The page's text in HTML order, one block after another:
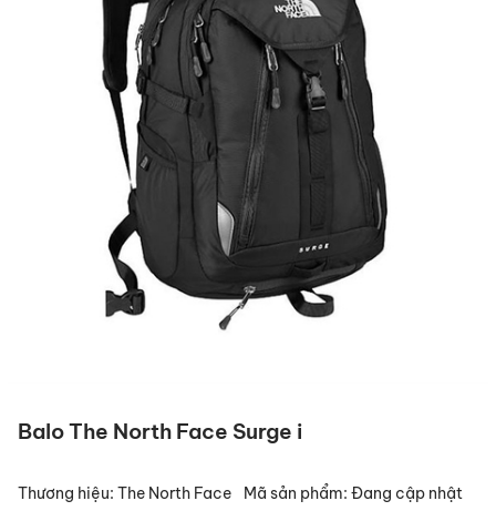
Balo The North Face Surge i
Thương hiệu: The North Face Mã sản phẩm: Đang cập nhật